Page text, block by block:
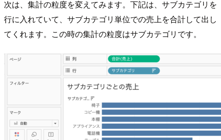
次は、集計の粒度を変えてみます。下記は、サブカテゴリを
行に入れていて、サブカテゴリ単位での売上を合計して出し
てくれます。この時の集計の粒度はサブカテゴリです。